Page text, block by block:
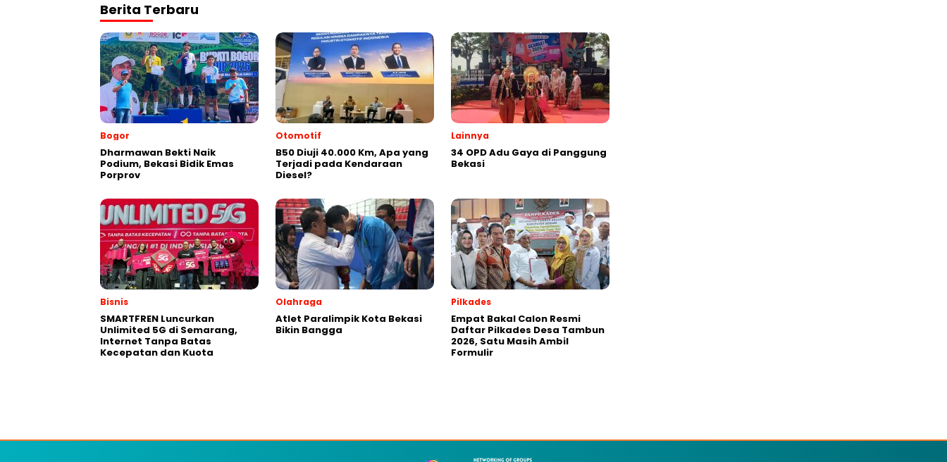
Berita Terbaru
Bogor
Dharmawan Bekti Naik
Podium, Bekasi Bidik Emas
Porprov
Otomotif
B50 Diuji 40.000 Km, Apa yang
Terjadi pada Kendaraan
Diesel?
Lainnya
34 OPD Adu Gaya di Panggung
Bekasi
Bisnis
SMARTFREN Luncurkan
Unlimited 5G di Semarang,
Internet Tanpa Batas
Kecepatan dan Kuota
Olahraga
Atlet Paralimpik Kota Bekasi
Bikin Bangga
Pilkades
Empat Bakal Calon Resmi
Daftar Pilkades Desa Tambun
2026, Satu Masih Ambil
Formulir